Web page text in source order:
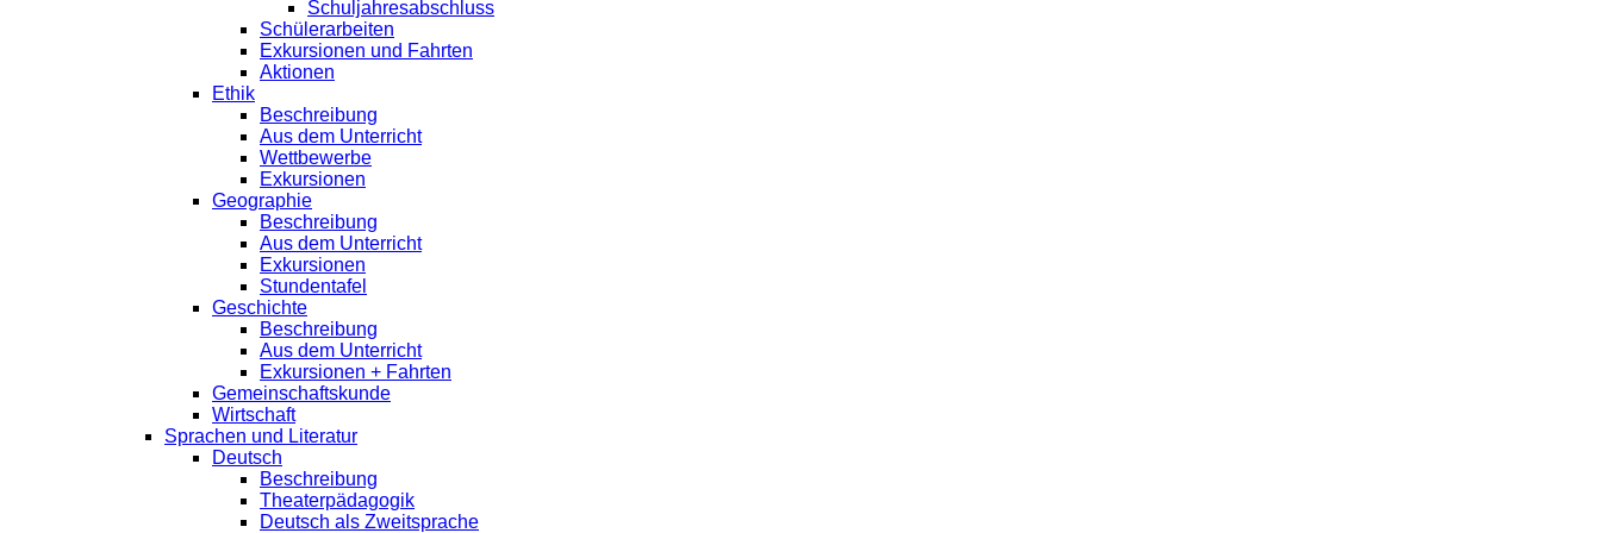
Schuljahresabschluss
Schülerarbeiten
Exkursionen und Fahrten
Aktionen
Ethik
Beschreibung
Aus dem Unterricht
Wettbewerbe
Exkursionen
Geographie
Beschreibung
Aus dem Unterricht
Exkursionen
Stundentafel
Geschichte
Beschreibung
Aus dem Unterricht
Exkursionen + Fahrten
Gemeinschaftskunde
Wirtschaft
Sprachen und Literatur
Deutsch
Beschreibung
Theaterpädagogik
Deutsch als Zweitsprache